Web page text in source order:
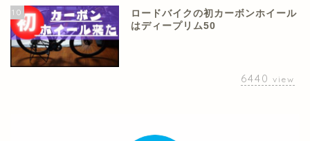
10
ロードバイクの初カーボンホイール
はディープリム50
6440 view